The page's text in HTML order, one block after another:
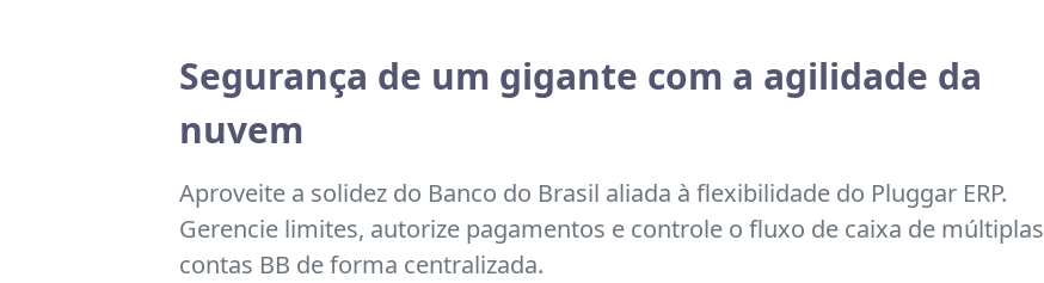
Segurança de um gigante com a agilidade da
nuvem
Aproveite a solidez do Banco do Brasil aliada à flexibilidade do Pluggar ERP.
Gerencie limites, autorize pagamentos e controle o fluxo de caixa de múltiplas
contas BB de forma centralizada.